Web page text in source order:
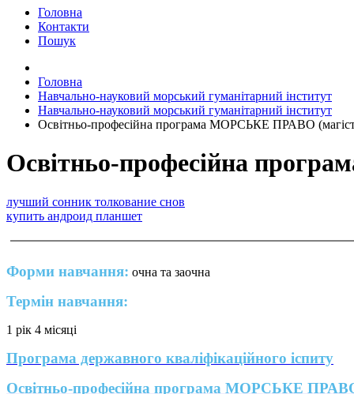
Головна
Контакти
Пошук
Головна
Навчально-науковий морський гуманітарний інститут
Навчально-науковий морський гуманітарний інститут
Освітньо-професійна програма МОРСЬКЕ ПРАВО
Освітньо-професійна
лучший сонник толкование снов
купить андроид планшет
Форми навчання: очна та заочна
Термін навчання:
1 рік 4 місяці
Програма державного кваліфікаційного іспиту
Освітньо-професійна програма МОРСЬКЕ